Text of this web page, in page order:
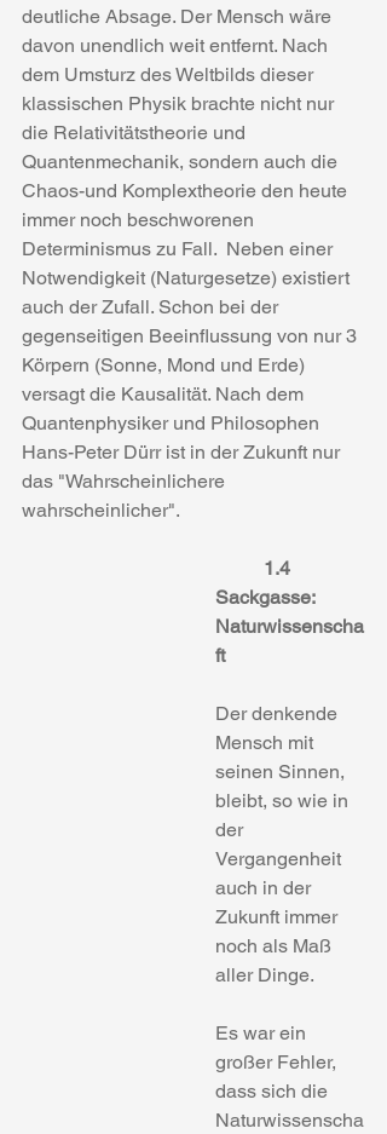
deutliche Absage. Der Mensch wäre
davon unendlich weit entfernt. Nach
dem Umsturz des Weltbilds dieser
klassischen Physik brachte nicht nur
die Relativitätstheorie und
Quantenmechanik, sondern auch die
Chaos-und Komplextheorie den heute
immer noch beschworenen
Determinismus zu Fall.  Neben einer
Notwendigkeit (Naturgesetze) existiert
auch der Zufall. Schon bei der
gegenseitigen Beeinflussung von nur 3
Körpern (Sonne, Mond und Erde)
versagt die Kausalität. Nach dem
Quantenphysiker und Philosophen
Hans-Peter Dürr ist in der Zukunft nur
das "Wahrscheinlichere
wahrscheinlicher".
1.4
Sackgasse:
Naturwissenscha
ft
Der denkende
Mensch mit
seinen Sinnen,
bleibt, so wie in
der
Vergangenheit
auch in der
Zukunft immer
noch als Maß
aller Dinge.
Es war ein
großer Fehler,
dass sich die
Naturwissenscha